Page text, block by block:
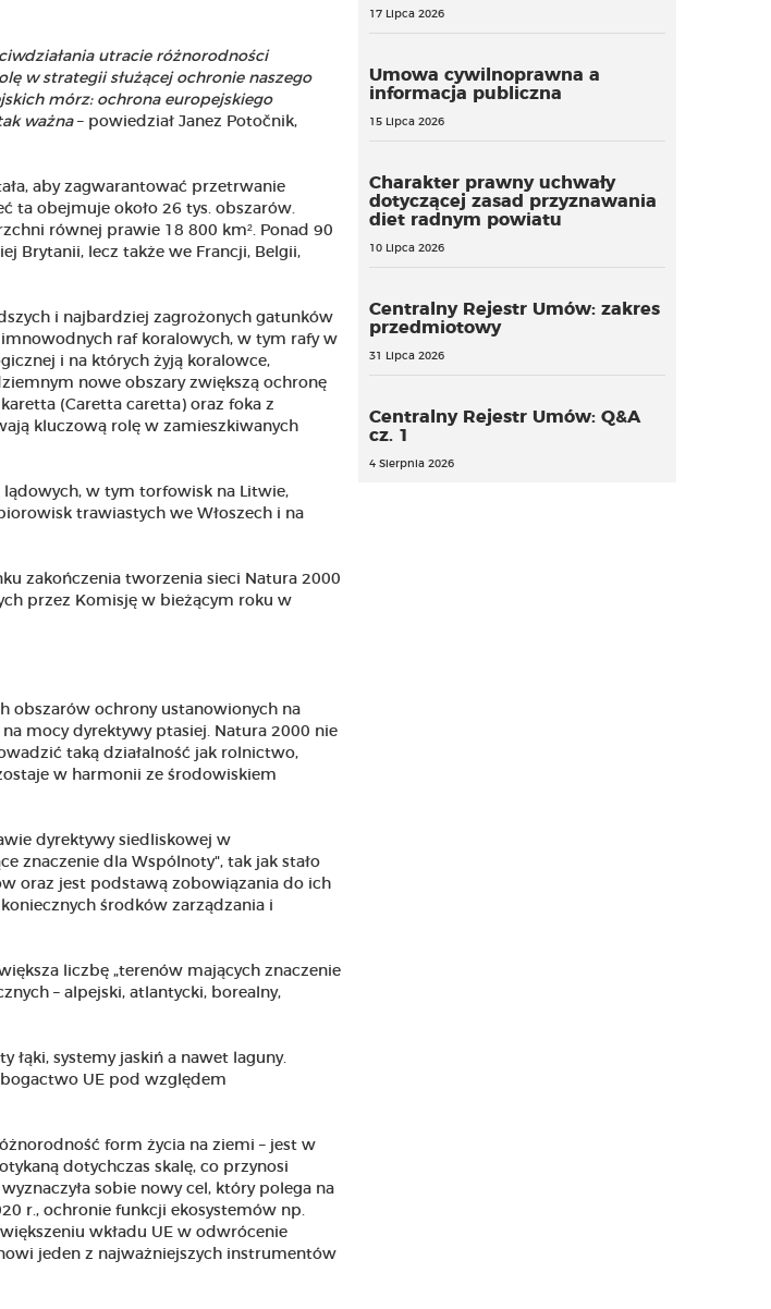
utracie różnorodności
w strategii służącej ochronie naszego
mórz: ochrona europejskiego
ważna– powiedział Janez Potočnik,
aby zagwarantować przetrwanie
ta obejmuje około 26 tys. obszarów.
równej prawie 18 800 km². Ponad 90
Brytanii, lecz także we Francji, Belgii,
i najbardziej zagrożonych gatunków
raf koralowych, w tym rafy w
i na których żyją koralowce,
nowe obszary zwiększą ochronę
(Caretta caretta) oraz foka z
kluczową rolę w zamieszkiwanych
lądowych, w tym torfowisk na Litwie,
trawiastych we Włoszech i na
zakończenia tworzenia sieci Natura 2000
przez Komisję w bieżącym roku w
obszarów ochrony ustanowionych na
mocy dyrektywy ptasiej. Natura 2000 nie
taką działalność jak rolnictwo,
w harmonii ze środowiskiem
dyrektywy siedliskowej w
znaczenie dla Wspólnoty", tak jak stało
oraz jest podstawą zobowiązania do ich
środków zarządzania i
liczbę „terenów mających znaczenie
– alpejski, atlantycki, borealny,
łąki, systemy jaskiń a nawet laguny.
UE pod względem
form życia na ziemi – jest w
dotychczas skalę, co przynosi
sobie nowy cel, który polega na
r., ochronie funkcji ekosystemów np.
wkładu UE w odwrócenie
jeden z najważniejszych instrumentów
17 Lipca 2026
Umowa cywilnoprawna a
informacja publiczna
15 Lipca 2026
Charakter prawny uchwały
dotyczącej zasad przyznawania
diet radnym powiatu
10 Lipca 2026
Centralny Rejestr Umów: zakres
przedmiotowy
31 Lipca 2026
Centralny Rejestr Umów: Q&A
cz. 1
4 Sierpnia 2026